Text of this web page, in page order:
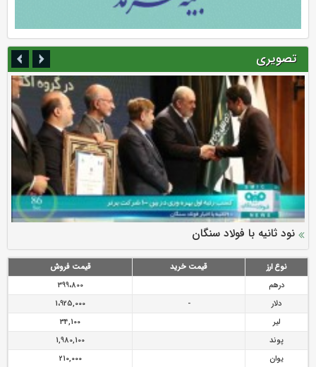
تصویری
ارزش سهام عدالت بالا رفت
سرمایه بیمه کوثر به ۴ همت می‌رسد
نود ثانیه با فولاد سنگان
تقدیر دبیرکل سندیکای بیمه گران ایران از اقدامات مدیرعامل بیمه
رازی
توصیه های رئیس پلیس فتا به مشتریان بانک ها در مورد
پیشگیری از سرقت های مجازی
نوع ارز قیمت خرید
قیمت فروش
درهم
399،800
دلار
-
1،925,000
لیر
34,100
پوند
1,980,100
یوان
210,000